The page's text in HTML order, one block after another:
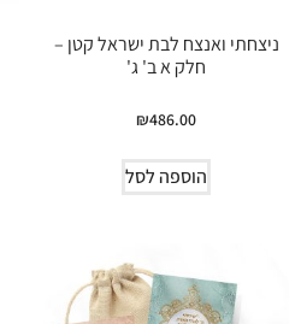
ניצחתי ואנצח לבת ישראל קטן –
חלק א ב' ג'
₪486.00
הוספה לסל